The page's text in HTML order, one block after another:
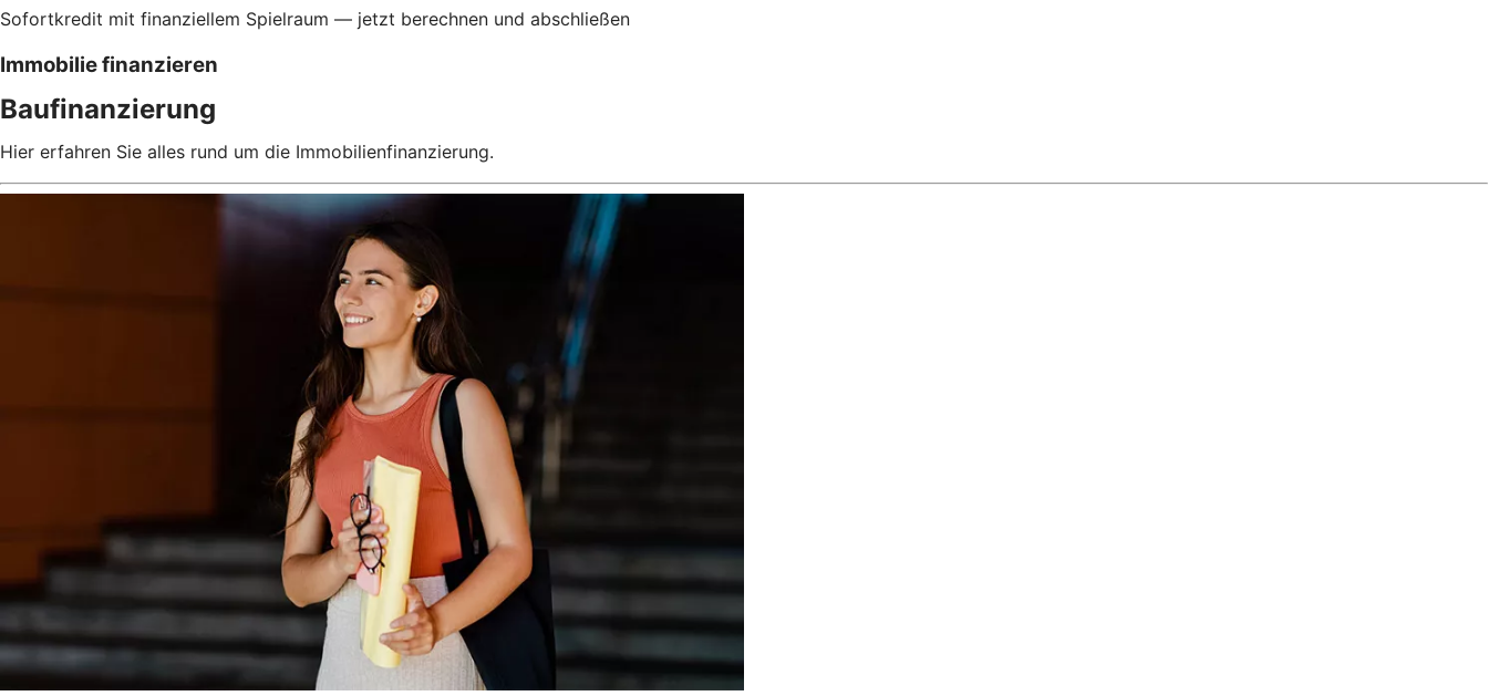
Sofortkredit mit finanziellem Spielraum — jetzt berechnen und abschließen
Immobilie finanzieren
Baufinanzierung
Hier erfahren Sie alles rund um die Immobilienfinanzierung.